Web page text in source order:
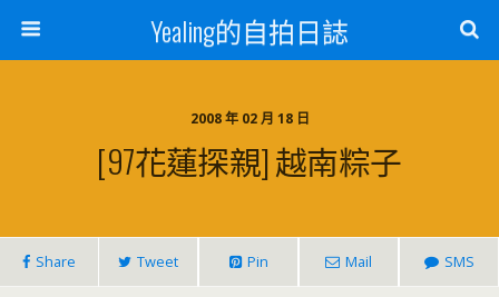
Yealing的自拍日誌
2008 年 02 月 18 日
[97花蓮探親] 越南粽子
Share Tweet Pin Mail SMS